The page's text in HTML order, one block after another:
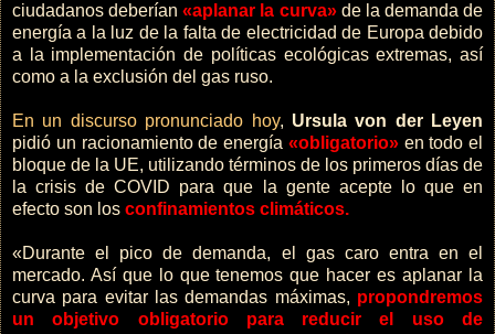
ciudadanos deberían«aplanar la curva»de la demanda de
energía a la luz de la falta de electricidad de Europa debido
a la implementación de políticas ecológicas extremas, así
como a la exclusión del gas ruso.
En un discurso pronunciado hoy, Ursula von der Leyen
pidió un racionamiento de energía «obligatorio»en todo el
bloque de la UE, utilizando términos de los primeros días de
la crisis de COVID para que la gente acepte lo que en
efecto son los confinamientos climáticos.
«Durante el pico de demanda, el gas caro entra en el
mercado. Así que lo que tenemos que hacer es aplanar la
curva para evitar las demandas máximas, propondremos
un objetivo obligatorio para reducir el uso de